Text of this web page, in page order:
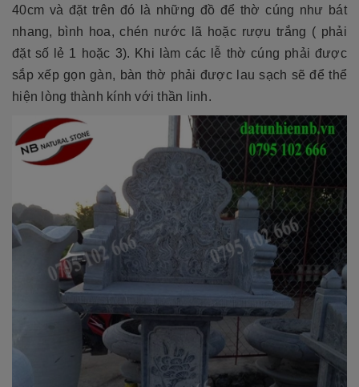
40cm và đặt trên đó là những đồ để thờ cúng như bát
nhang, bình hoa, chén nước lã hoặc rượu trắng ( phải
đặt số lẻ 1 hoặc 3). Khi làm các lễ thờ cúng phải được
sắp xếp gọn gàn, bàn thờ phải được lau sạch sẽ để thể
hiện lòng thành kính với thần linh.